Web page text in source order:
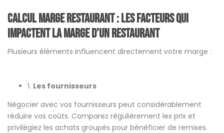
calcul marge restaurant :Les facteurs qui
impactent la marge d’un restaurant
Plusieurs éléments influencent directement votre marge :
1. Les fournisseurs
Négocier avec vos fournisseurs peut considérablement
réduire vos coûts. Comparez régulièrement les prix et
privilégiez les achats groupés pour bénéficier de remises.